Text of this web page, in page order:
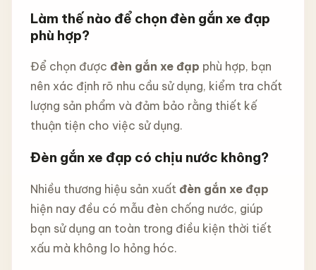
Làm thế nào để chọn đèn gắn xe đạp
phù hợp?
Để chọn được đèn gắn xe đạp phù hợp, bạn
nên xác định rõ nhu cầu sử dụng, kiểm tra chất
lượng sản phẩm và đảm bảo rằng thiết kế
thuận tiện cho việc sử dụng.
Đèn gắn xe đạp có chịu nước không?
Nhiều thương hiệu sản xuất đèn gắn xe đạp
hiện nay đều có mẫu đèn chống nước, giúp
bạn sử dụng an toàn trong điều kiện thời tiết
xấu mà không lo hỏng hóc.